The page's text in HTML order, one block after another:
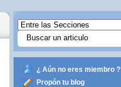
¿ Aún no eres miembro ?
Propón tu blog